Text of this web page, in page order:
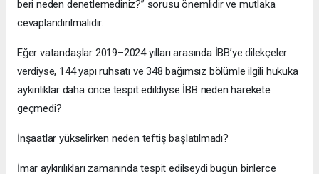
beri neden denetlemediniz?” sorusu önemlidir ve mutlaka
cevaplandırılmalıdır.
Eğer vatandaşlar 2019–2024 yılları arasında İBB’ye dilekçeler
verdiyse, 144 yapı ruhsatı ve 348 bağımsız bölümle ilgili hukuka
aykırılıklar daha önce tespit edildiyse İBB neden harekete
geçmedi?
İnşaatlar yükselirken neden teftiş başlatılmadı?
İmar aykırılıkları zamanında tespit edilseydi bugün binlerce